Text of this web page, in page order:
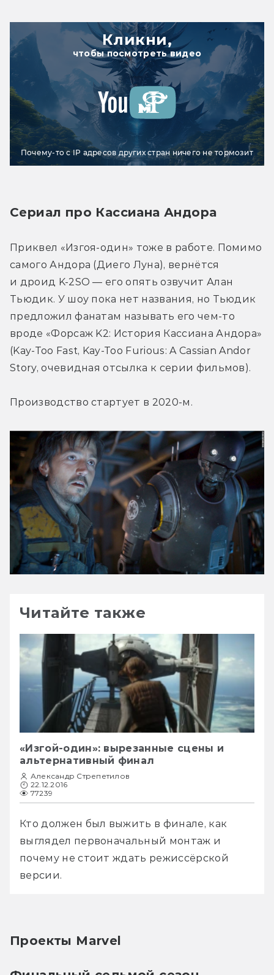
Кликни,
чтобы посмотреть видео
Почему-то с IP адресов других стран ничего не тормозит
Сериал про Кассиана Андора
Приквел «Изгоя-один» тоже в работе. Помимо
самого Андора (Диего Луна), вернётся
и дроид K-2SO — его опять озвучит Алан
Тьюдик. У шоу пока нет названия, но Тьюдик
предложил фанатам называть его чем-то
вроде «Форсаж K2: История Кассиана Андора»
(Kay-Too Fast, Kay-Too Furious: A Cassian Andor
Story, очевидная отсылка к серии фильмов).
Производство стартует в 2020-м.
Читайте также
«Изгой-один»: вырезанные сцены и
альтернативный финал
Александр Стрепетилов
22.12.2016
77239
Кто должен был выжить в финале, как
выглядел первоначальный монтаж и
почему не стоит ждать режиссёрской
версии.
Проекты Marvel